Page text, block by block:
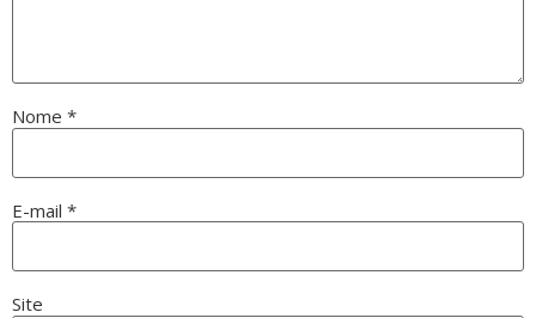
Nome *
E-mail *
Site